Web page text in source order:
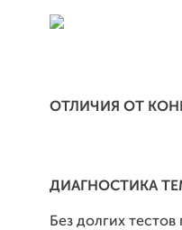
ОТЛИЧИЯ ОТ
ДИАГНОСТИКА
Без долгих